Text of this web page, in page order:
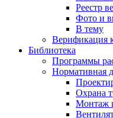
Реестр
Фото и
В тему
Верификация
Библиотека
Программы
Нормативная
Охрана
Монтаж